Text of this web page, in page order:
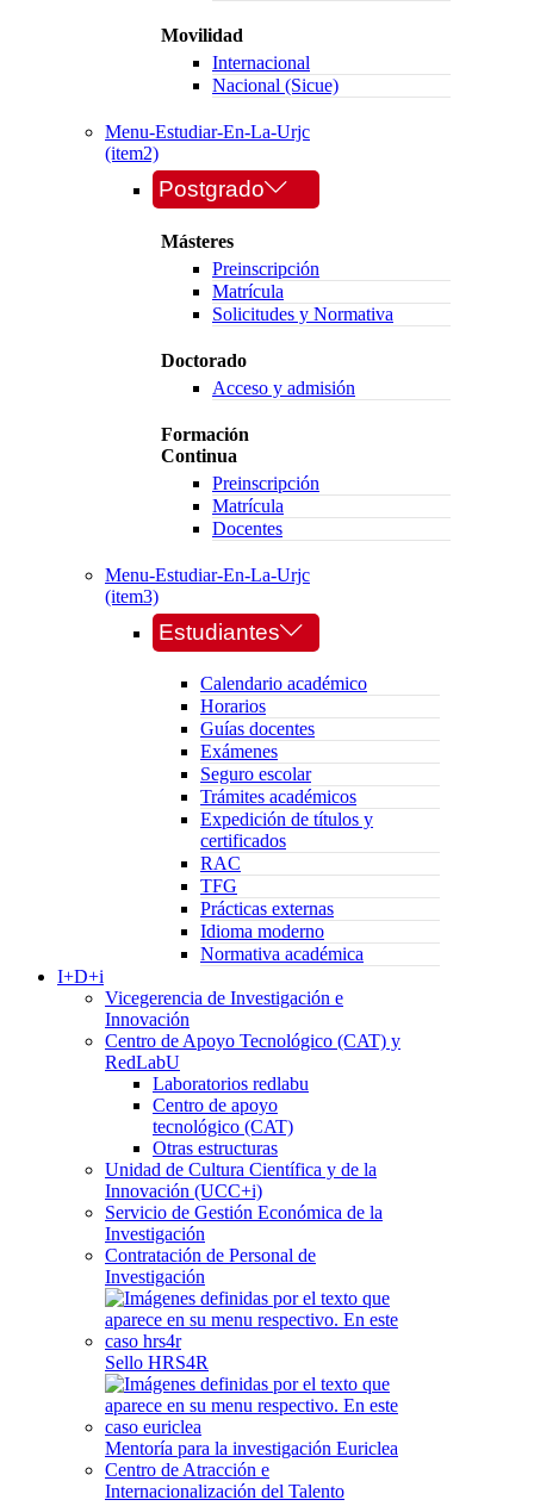
Movilidad
Internacional
Nacional (Sicue)
Menu-Estudiar-En-La-Urjc
(item2)
Postgrado
Másteres
Preinscripción
Matrícula
Solicitudes y Normativa
Doctorado
Acceso y admisión
Formación
Continua
Preinscripción
Matrícula
Docentes
Menu-Estudiar-En-La-Urjc
(item3)
Estudiantes
Calendario académico
Horarios
Guías docentes
Exámenes
Seguro escolar
Trámites académicos
Expedición de títulos y
certificados
RAC
TFG
Prácticas externas
Idioma moderno
Normativa académica
I+D+i
Vicegerencia de Investigación e
Innovación
Centro de Apoyo Tecnológico (CAT) y
RedLabU
Laboratorios redlabu
Centro de apoyo
tecnológico (CAT)
Otras estructuras
Unidad de Cultura Científica y de la
Innovación (UCC+i)
Servicio de Gestión Económica de la
Investigación
Contratación de Personal de
Investigación
Sello HRS4R
Mentoría para la investigación Euriclea
Centro de Atracción e
Internacionalización del Talento